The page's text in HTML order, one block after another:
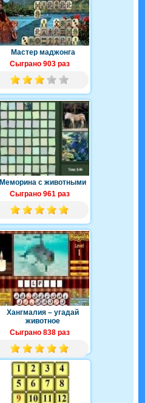
Мастер маджонга
Сыграно 903 раз
Меморина с животными
Сыграно 961 раз
Хангмалия – угадай
животное
Сыграно 838 раз